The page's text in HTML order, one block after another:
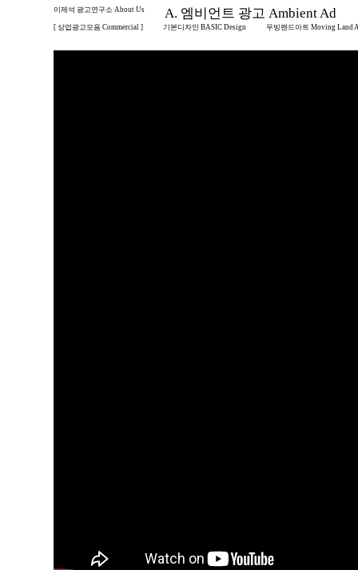
이제석 광고연구소 About Us A. 엠비언트 광고 Ambient Ad
[ 상업광고모음 Commercial ] 기본디자인 BASIC Design 무빙랜드아트 Moving Land